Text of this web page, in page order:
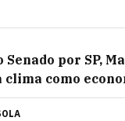
Senado por SP,
como